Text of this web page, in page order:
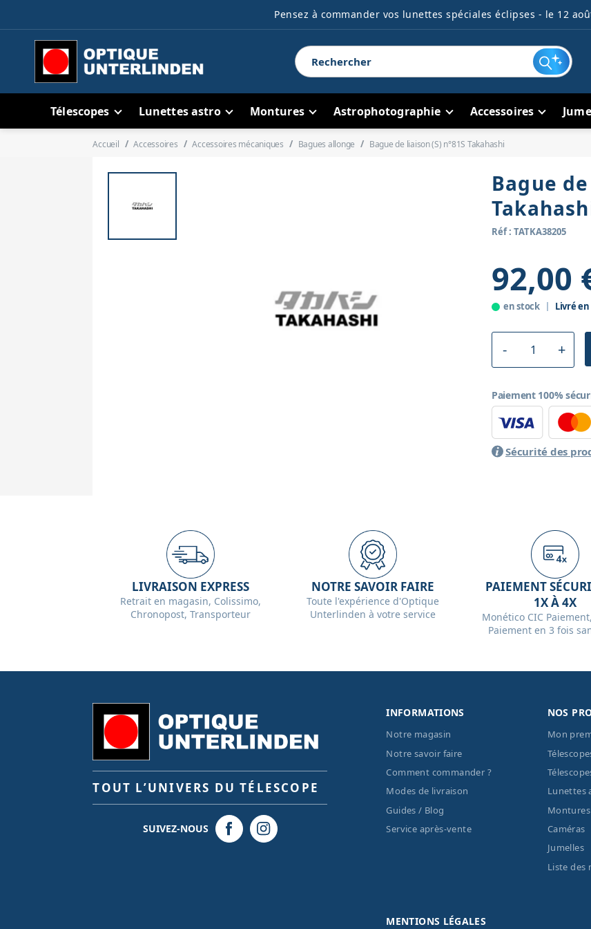
Pensez à commander vos lunettes spéciales éclipses - le 12
Télescopes Lunettes astro Montures Astrophotographie Accessoires
Accueil Accessoires Accessoires mécaniques Bagues allonge Bague de liaison (S) n°81S Takahashi
Bague
Réf : TATKA38205
92,00
en stock Livré en
Paiement 100%
Sécurité des
LIVRAISON EXPRESS
Retrait en magasin, Colissimo,
Chronopost, Transporteur
NOTRE SAVOIR FAIRE
Toute l'expérience d'Optique
Unterlinden à votre service
PAIEMENT
1X À 4X
Monético CIC
Paiement en 3 fois
TOUT L’UNIVERS DU TÉLESCOPE
SUIVEZ-NOUS
INFORMATIONS
Notre magasin
Notre savoir faire
Comment commander ?
Modes de livraison
Guides / Blog
Service après-vente
NOS
Mon
Lunettes
Montures
Caméras
Jumelles
Liste des
MENTIONS LÉGALES